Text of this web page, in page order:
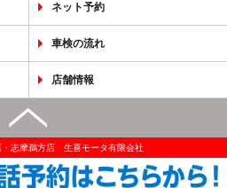
ネット予約
車検の流れ
店舗情報
・志摩鵜方店 生喜モータ有限会社